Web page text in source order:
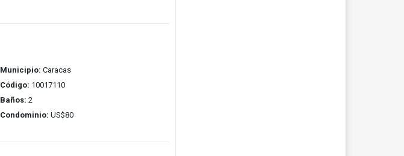
Municipio: Caracas
Código: 10017110
Baños: 2
Condominio: US$80